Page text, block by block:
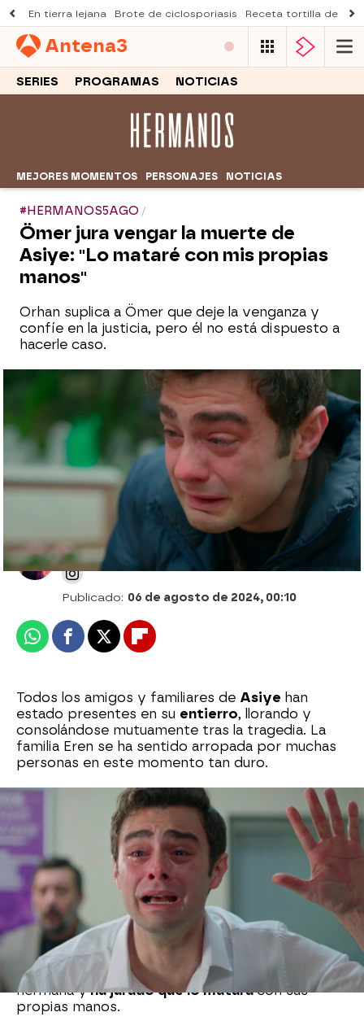
En tierra lejana Brote de ciclosporiasis Receta tortilla de
Antena3
SERIES PROGRAMAS NOTICIAS
MEJORES MOMENTOS PERSONAJES NOTICIAS
#HERMANOS5AGO
Ömer jura vengar la muerte de
Asiye: "Lo mataré con mis propias
manos"
Orhan suplica a Ömer que deje la venganza y
confíe en la justicia, pero él no está dispuesto a
hacerle caso.
Aybike se despide por última vez de
Asiye en la morgue: “Te echaré mucho de
menos”
Desirée Castillo
Publicado: 06 de agosto de 2024, 00:10
WhatsappFacebook
X Flipboard
Todos los amigos y familiares de Asiye han
estado presentes en su entierro, llorando y
consolándose mutuamente tras la tragedia. La
familia Eren se ha sentido arropada por muchas
personas en este momento tan duro.
ha intentado mantener la compostura
mientras la gente se le ha acercado, una y otra
vez, para darle el pésame. Mientras tanto,Ömer
y Emel no se han separado de la tumba de su
hermana,sin poder creer que este es el último
adiós.
Ömerno puede aceptar este final tan injusto. En
una conversación a solas con su tío Orhan, le ha
advertido que no parará hasta encontrar al
hombre que le ha arrebatado la vida a su
hermana yha jurado que lo matarácon sus
propias manos.